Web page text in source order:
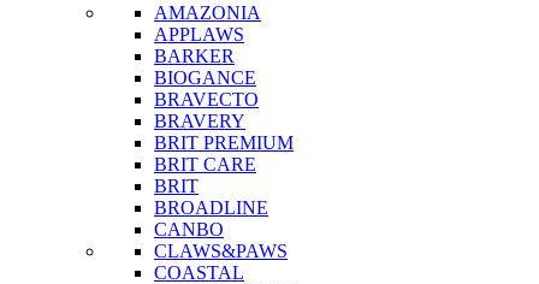
AMAZONIA
APPLAWS
BARKER
BIOGANCE
BRAVECTO
BRAVERY
BRIT PREMIUM
BRIT CARE
BRIT
BROADLINE
CANBO
CLAWS&PAWS
COASTAL